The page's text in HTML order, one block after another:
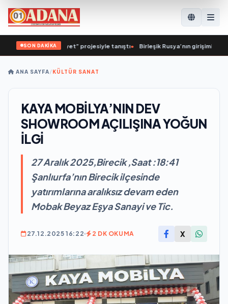
SON DAKİKA
Cumhuriyet” projesiyle tanıştı• Birleşik Rusya’nın girişimiyle
ANA SAYFA/KÜLTÜR SANAT
KAYA MOBİLYA’NIN DEV
SHOWROOM AÇILIŞINA YOĞUN
İLGİ
27 Aralık 2025,Birecik ,Saat :18:41
Şanlıurfa’nın Birecik ilçesinde
yatırımlarına aralıksız devam eden
Mobak Beyaz Eşya Sanayi ve Tic.
27.12.2025 16:22 2 DK OKUMA X